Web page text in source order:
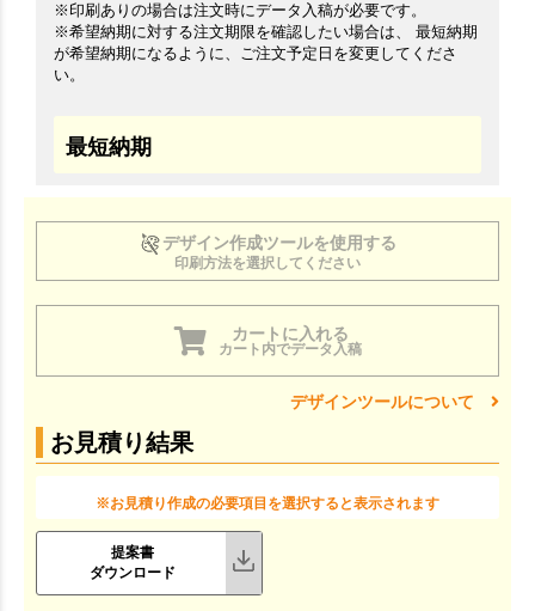
※印刷ありの場合は注文時にデータ入稿が必要です。
※希望納期に対する注文期限を確認したい場合は、 最短納期
が希望納期になるように、ご注文予定日を変更してくださ
い。
最短納期
デザイン作成ツールを使用する
印刷方法を選択してください
カートに入れる
カート内でデータ入稿
デザインツールについて
お見積り結果
※お見積り作成の必要項目を選択すると表示されます
提案書
ダウンロード